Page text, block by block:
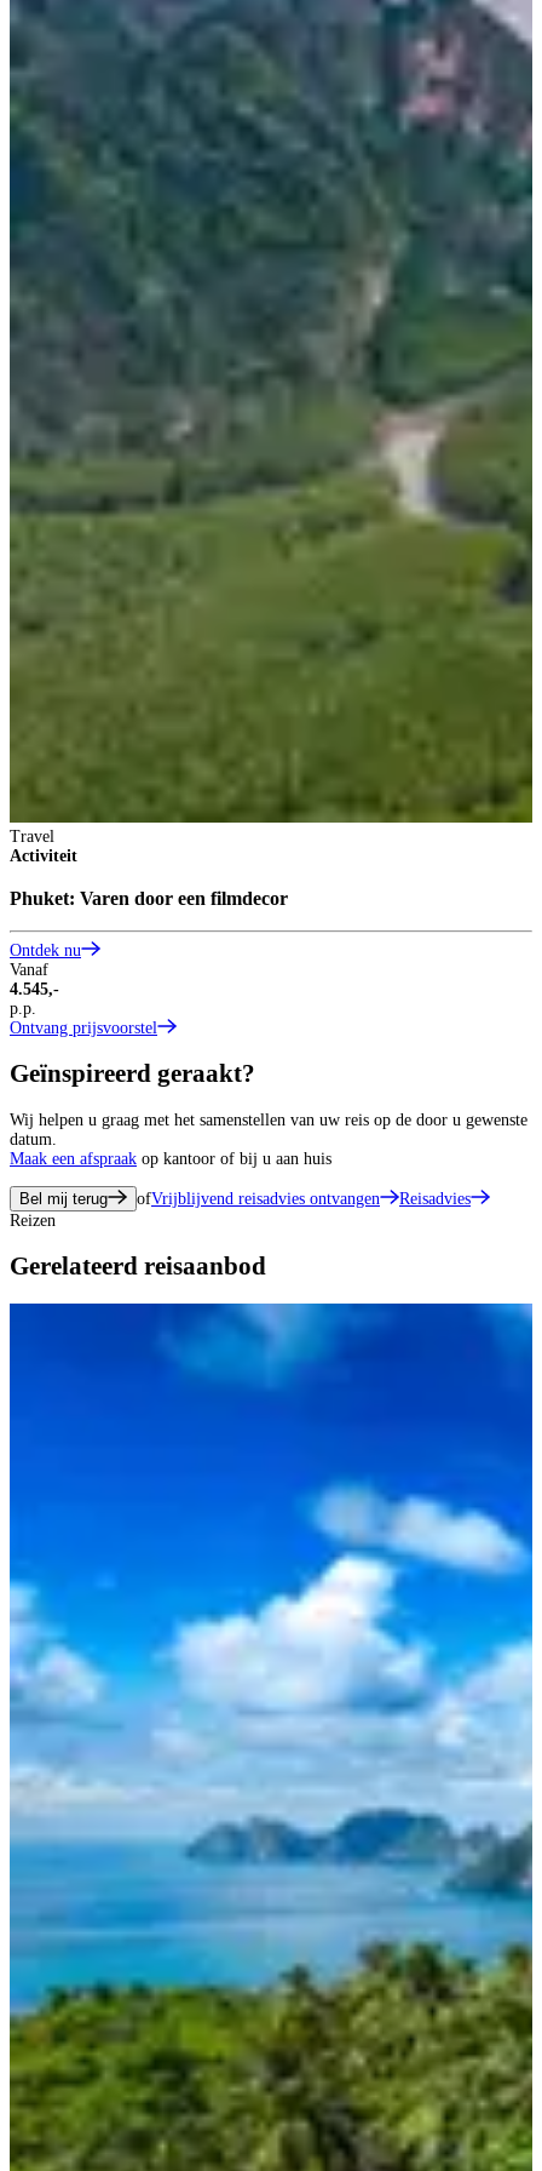
Travel
Activiteit
Phuket: Varen door een filmdecor
Ontdek nu
Vanaf
4.545,-
p.p.
Ontvang prijsvoorstel
Geïnspireerd geraakt?
Wij helpen u graag met het samenstellen van uw reis op de door u gewenste
datum.
Maak een afspraak op kantoor of bij u aan huis
Bel mij terug ofVrijblijvend reisadvies ontvangen
Reisadvies
Reizen
Gerelateerd reisaanbod